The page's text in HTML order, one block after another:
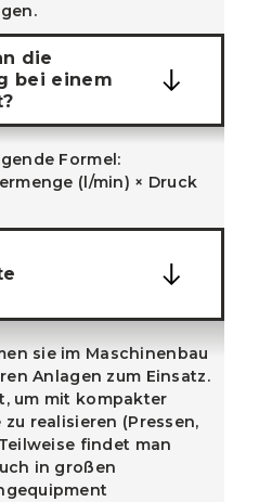
die
bei einem
Formel:
(l/min) × Druck
sie im Maschinenbau
Anlagen zum Einsatz.
um mit kompakter
realisieren (Pressen,
findet man
in großen